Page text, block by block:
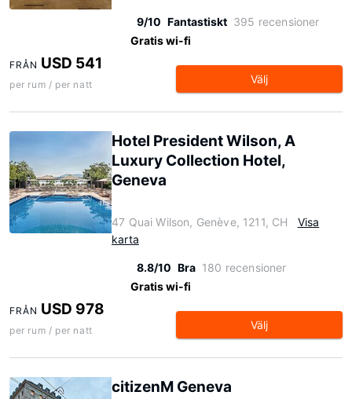
9/10 Fantastiskt 395 recensioner
Gratis wi-fi
FRÅN USD 541
per rum / per natt Välj
Hotel President Wilson, A
Luxury Collection Hotel,
Geneva
47 Quai Wilson, Genève, 1211, CH
Visa
karta
8.8/10 Bra 180 recensioner
Gratis wi-fi
FRÅN USD 978
per rum / per natt Välj
citizenM Geneva